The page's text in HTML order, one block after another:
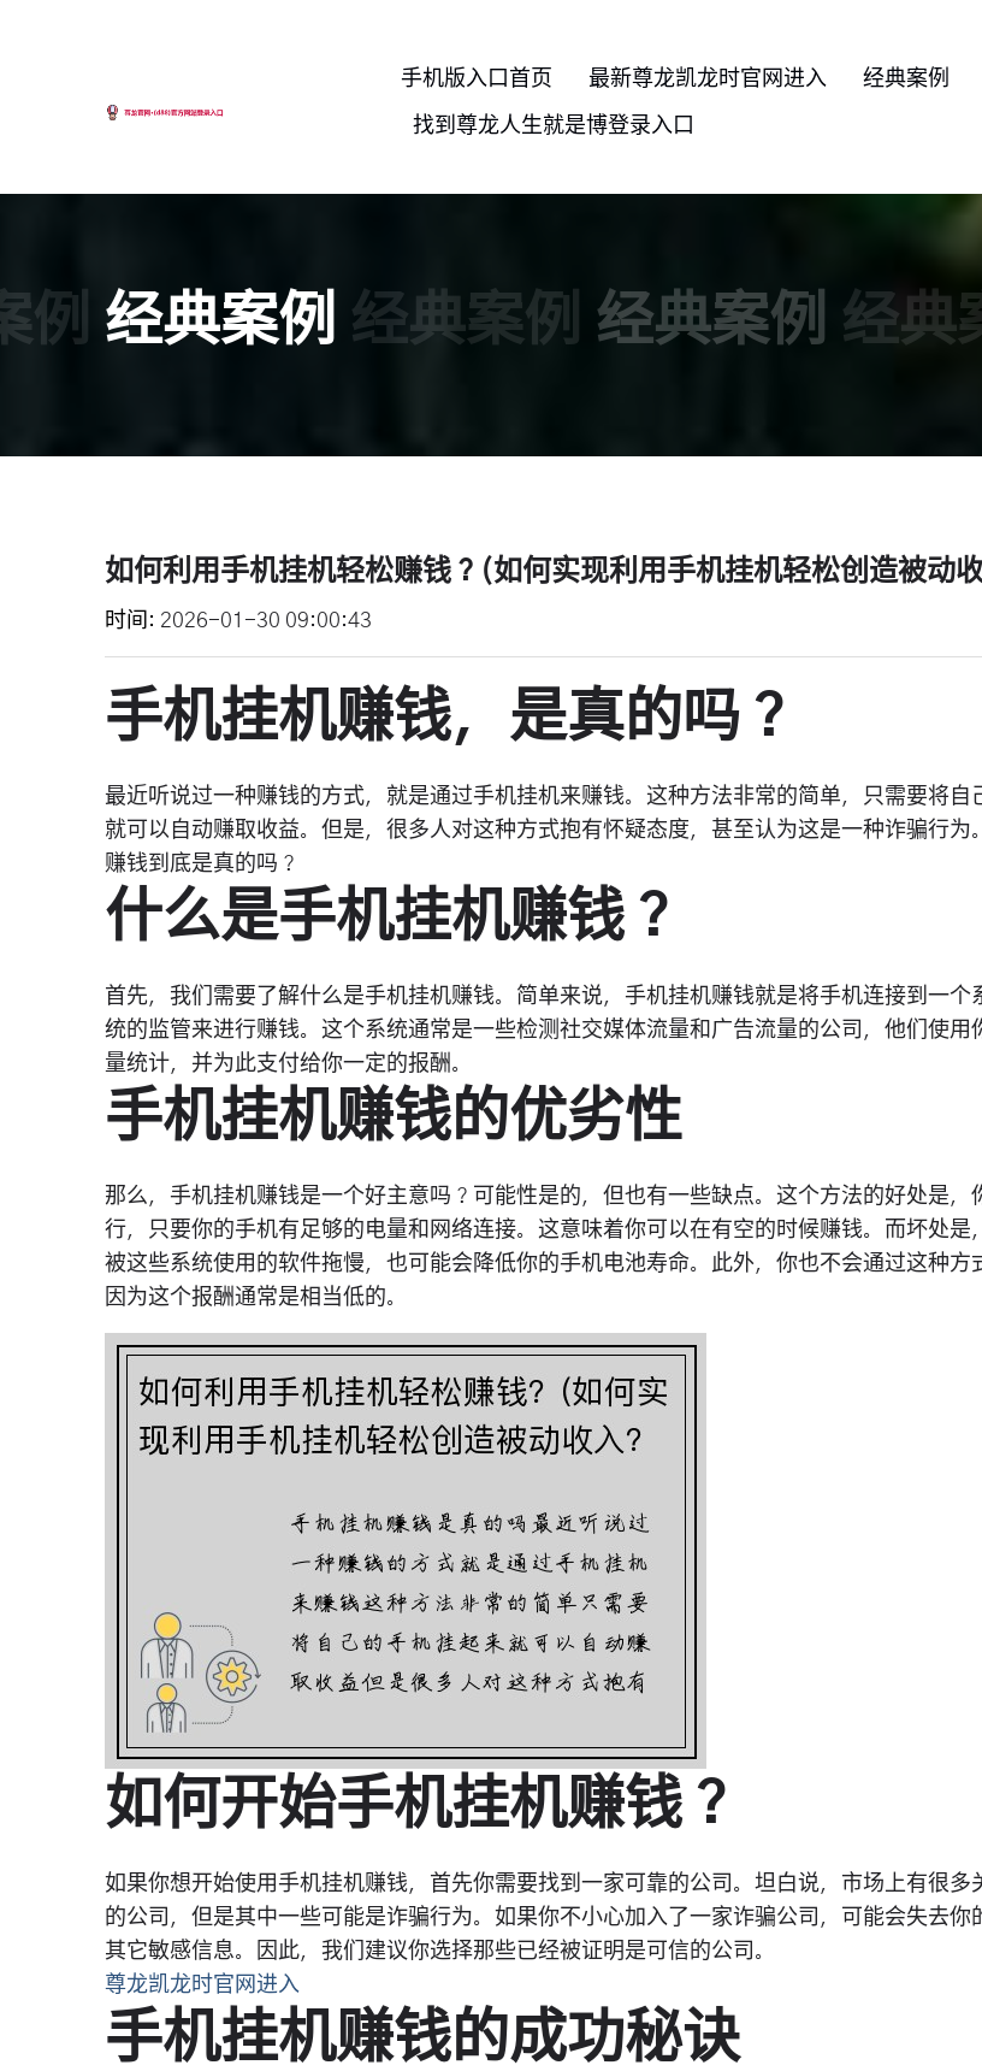
手机版入口首页 最新尊龙凯龙时官网进入 经典案例
找到尊龙人生就是博登录入口
例 经典案例 经典案例 经典案例 经典
如何利用手机挂机轻松赚钱？(如何实现利用手机挂机轻松创造被动
时间 2026-01-30 09:00:43
手机挂机赚钱，是真的吗？
最近听说过一种赚钱的方式，就是通过手机挂机来赚钱。这种方法非常的简单，只需要将自
就可以自动赚取收益。但是，很多人对这种方式抱有怀疑态度，甚至认为这是一种诈骗行为
赚钱到底是真的吗？
什么是手机挂机赚钱？
首先，我们需要了解什么是手机挂机赚钱。简单来说，手机挂机赚钱就是将手机连接到一个
统的监管来进行赚钱。这个系统通常是一些检测社交媒体流量和广告流量的公司，他们使用
量统计，并为此支付给你一定的报酬。
手机挂机赚钱的优劣性
那么，手机挂机赚钱是一个好主意吗？可能性是的，但也有一些缺点。这个方法的好处是，
行，只要你的手机有足够的电量和网络连接。这意味着你可以在有空的时候赚钱。而坏处是
被这些系统使用的软件拖慢，也可能会降低你的手机电池寿命。此外，你也不会通过这种方
因为这个报酬通常是相当低的。
如何开始手机挂机赚钱？
如果你想开始使用手机挂机赚钱，首先你需要找到一家可靠的公司。坦白说，市场上有很多
的公司，但是其中一些可能是诈骗行为。如果你不小心加入了一家诈骗公司，可能会失去你
其它敏感信息。因此，我们建议你选择那些已经被证明是可信的公司。
尊龙凯龙时官网进入
手机挂机赚钱的成功秘诀